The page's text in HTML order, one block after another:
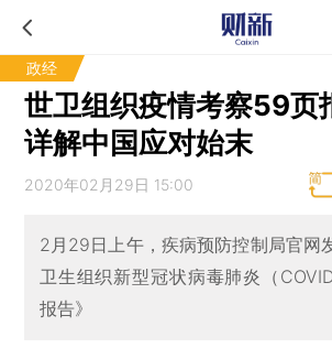
政经
世卫组织疫情考察59页
详解中国应对始末
2020年02月29日 15:00
2月29日上午，疾病预防控制局官网
卫生组织新型冠状病毒肺炎（
报告》